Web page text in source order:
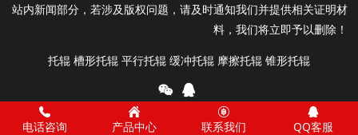
站内新闻部分，若涉及版权问题，请及时通知我们并提供相关证明材
料，我们将立即予以删除！
托辊 槽形托辊 平行托辊 缓冲托辊 摩擦托辊 锥形托辊
电话咨询 产品中心 联系我们 QQ客服